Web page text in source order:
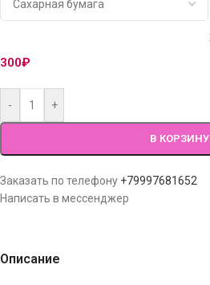
300₽
- +
В КОРЗИНУ
Заказать по телефону +79997681652
Написать в мессенджер
Описание